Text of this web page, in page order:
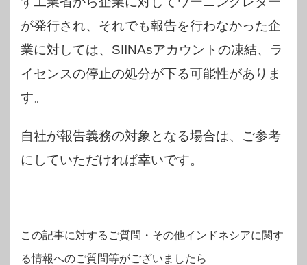
が発行され、それでも報告を行わなかった企
業に対しては、SIINAsアカウントの凍結、ラ
イセンスの停止の処分が下る可能性がありま
す。
自社が報告義務の対象となる場合は、ご参考
にしていただければ幸いです。
この記事に対するご質問・その他インドネシアに関す
る情報へのご質問等がございましたら